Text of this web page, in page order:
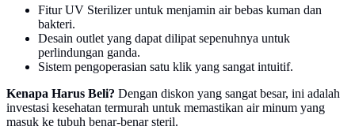
Fitur UV Sterilizer untuk menjamin air bebas kuman dan
bakteri.
Desain outlet yang dapat dilipat sepenuhnya untuk
perlindungan ganda.
Sistem pengoperasian satu klik yang sangat intuitif.
Kenapa Harus Beli? Dengan diskon yang sangat besar, ini adalah
investasi kesehatan termurah untuk memastikan air minum yang
masuk ke tubuh benar-benar steril.